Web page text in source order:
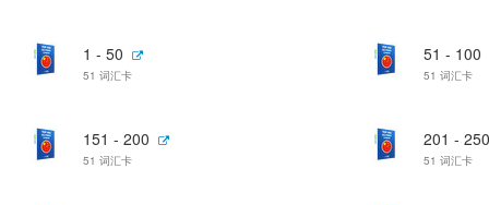
1 - 50
51 词汇卡
51 - 100
51 词汇卡
151 - 200
51 词汇卡
201 - 250
51 词汇卡